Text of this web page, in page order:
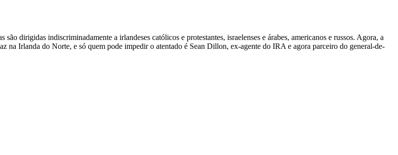
dirigidas indiscriminadamente a irlandeses católicos e protestantes, israelenses e árabes, americanos e russos. Agora, a
na Irlanda do Norte, e só quem pode impedir o atentado é Sean Dillon, ex-agente do IRA e agora parceiro do general-de-